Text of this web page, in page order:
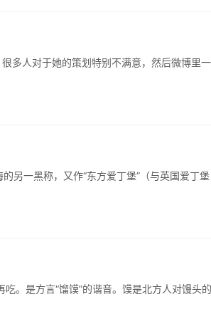
多人对于她的策划特别不满意，然后微博里一
另一黑称，又作“东方爱丁堡”（与英国爱丁堡
。是方言“馏馍”的谐音。馍是北方人对馒头的